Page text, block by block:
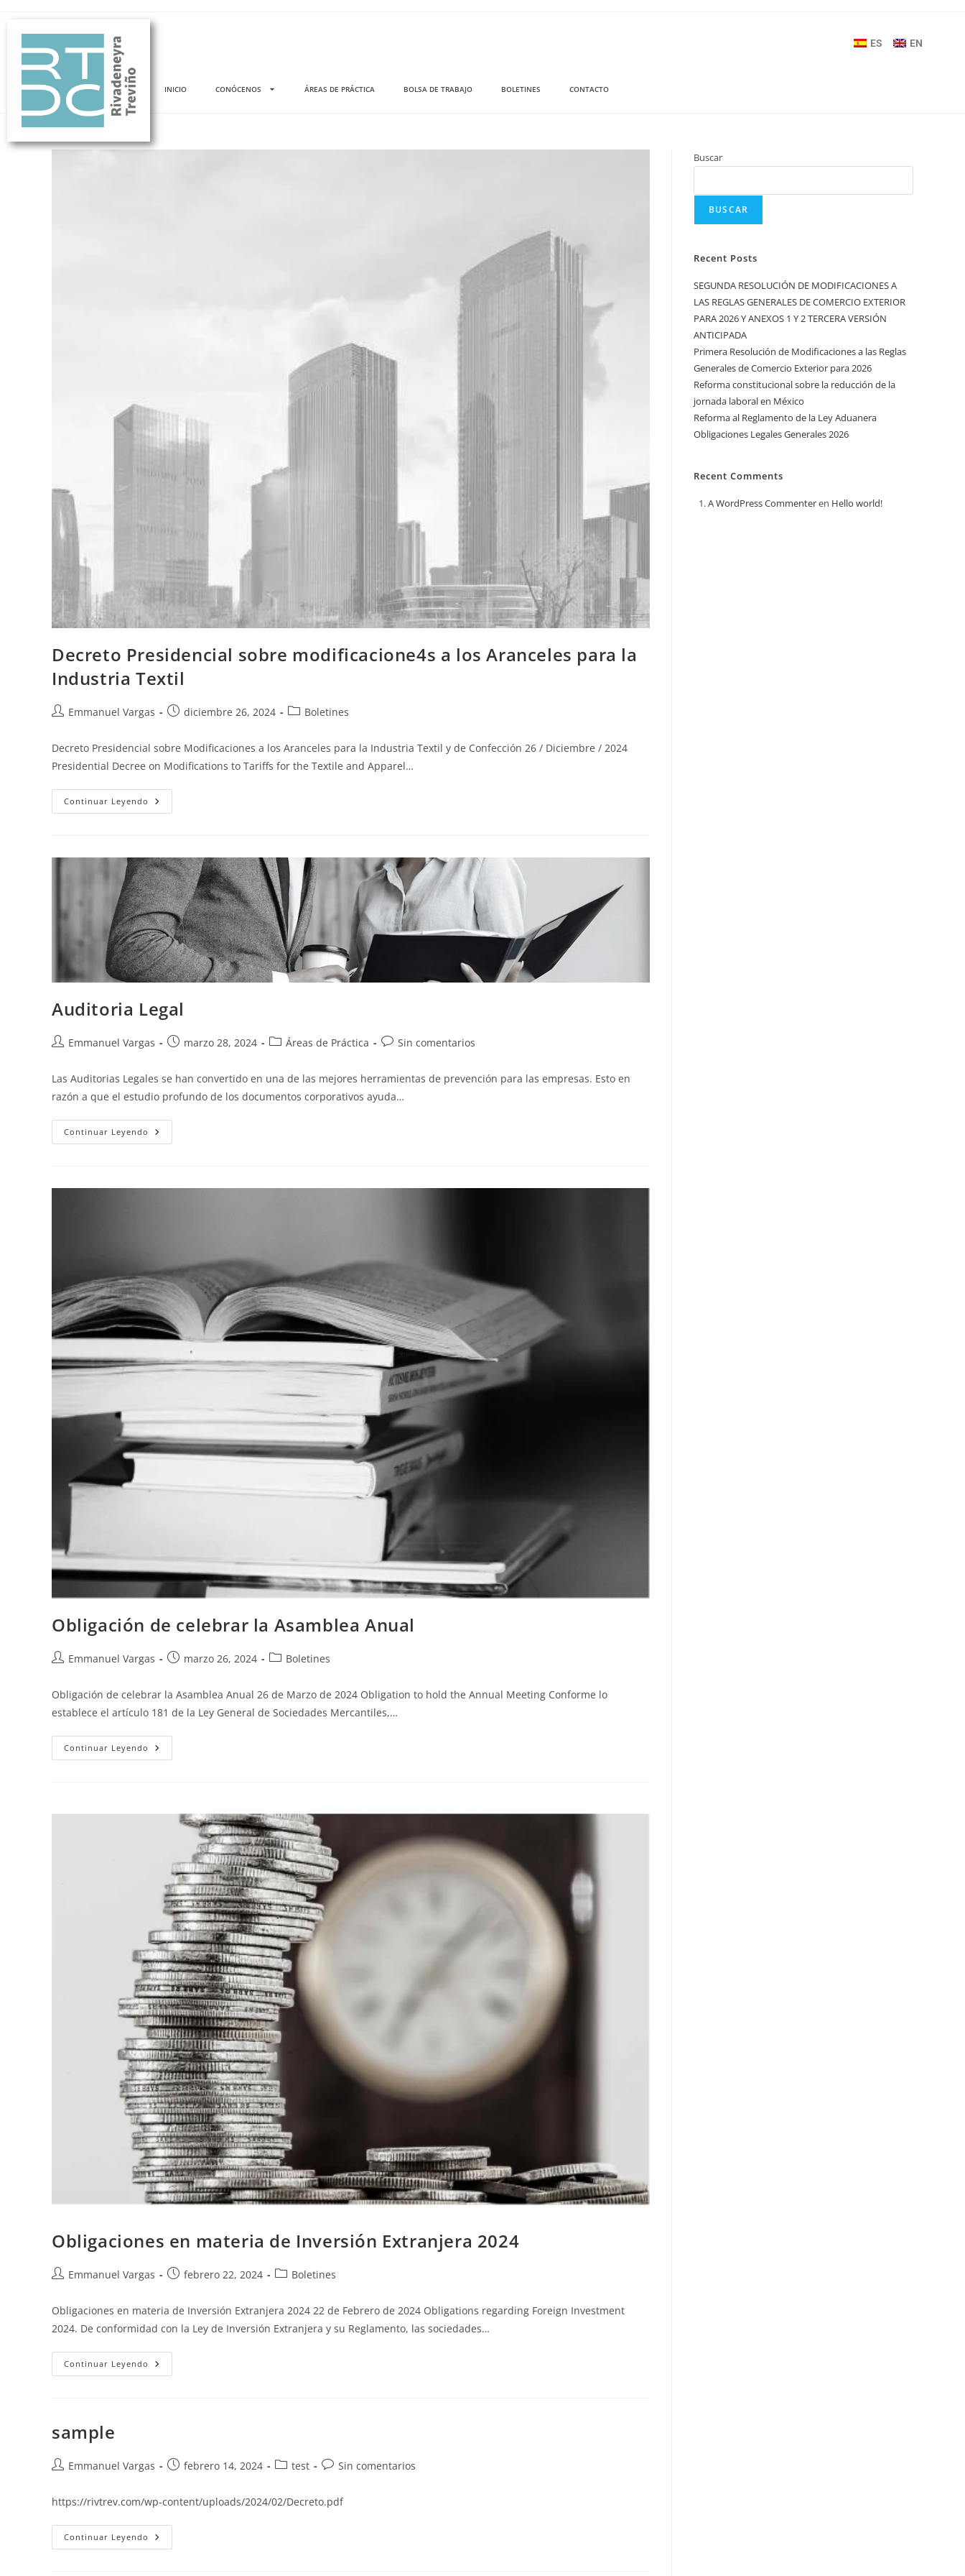
INICIO CONÓCENOS ÁREAS DE PRÁCTICA BOLSA DE TRABAJO BOLETINES CONTACTO
ES EN
Decreto Presidencial sobre modificacione4s a los Aranceles para la
Industria Textil
Emmanuel Vargas diciembre 26, 2024 Boletines
Decreto Presidencial sobre Modificaciones a los Aranceles para la Industria Textil y de Confección 26 / Diciembre / 2024
Presidential Decree on Modifications to Tariffs for the Textile and Apparel…
Continuar Leyendo
Auditoria Legal
Emmanuel Vargas marzo 28, 2024 Áreas de Práctica Sin comentarios
Las Auditorias Legales se han convertido en una de las mejores herramientas de prevención para las empresas. Esto en
razón a que el estudio profundo de los documentos corporativos ayuda…
Continuar Leyendo
Obligación de celebrar la Asamblea Anual
Emmanuel Vargas marzo 26, 2024 Boletines
Obligación de celebrar la Asamblea Anual 26 de Marzo de 2024 Obligation to hold the Annual Meeting Conforme lo
establece el artículo 181 de la Ley General de Sociedades Mercantiles,…
Continuar Leyendo
Obligaciones en materia de Inversión Extranjera 2024
Emmanuel Vargas febrero 22, 2024 Boletines
Obligaciones en materia de Inversión Extranjera 2024 22 de Febrero de 2024 Obligations regarding Foreign Investment
2024. De conformidad con la Ley de Inversión Extranjera y su Reglamento, las sociedades…
Continuar Leyendo
sample
Emmanuel Vargas febrero 14, 2024 test Sin comentarios
https://rivtrev.com/wp-content/uploads/2024/02/Decreto.pdf
Continuar Leyendo
Buscar
BUSCAR
Recent Posts
SEGUNDA RESOLUCIÓN DE MODIFICACIONES A
LAS REGLAS GENERALES DE COMERCIO EXTERIOR
PARA 2026 Y ANEXOS 1 Y 2 TERCERA VERSIÓN
ANTICIPADA
Primera Resolución de Modificaciones a las Reglas
Generales de Comercio Exterior para 2026
Reforma constitucional sobre la reducción de la
jornada laboral en México
Reforma al Reglamento de la Ley Aduanera
Obligaciones Legales Generales 2026
Recent Comments
A WordPress Commenteren Hello world!